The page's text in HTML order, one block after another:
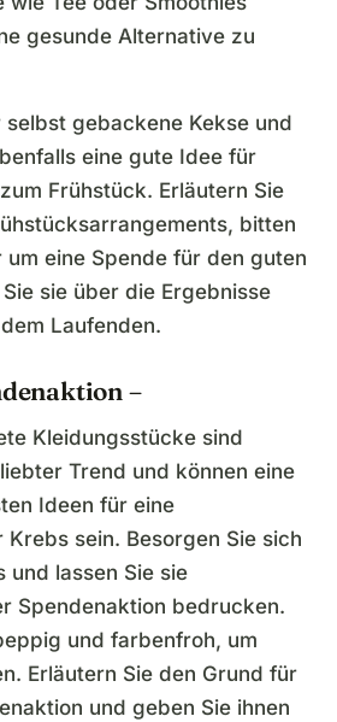
gesunde Alternative zu
gebackene Kekse und
eine gute Idee für
Frühstück. Erläutern Sie
bitten
um eine Spende für den guten
sie über die Ergebnisse
Laufenden.
–
Kleidungsstücke sind
Trend und können eine
Ideen für eine
sein. Besorgen Sie sich
und lassen Sie sie
Spendenaktion bedrucken.
und farbenfroh, um
Erläutern Sie den Grund für
und geben Sie ihnen